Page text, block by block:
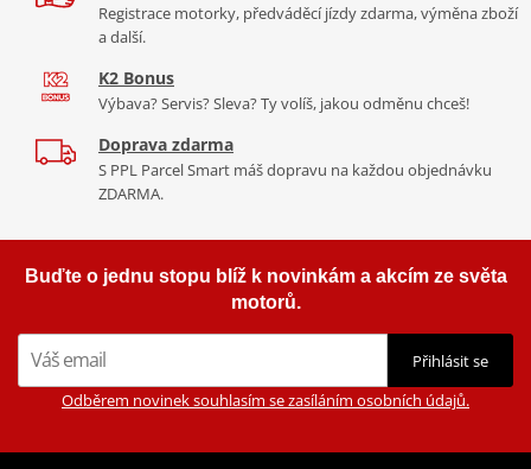
Registrace motorky, předváděcí jízdy zdarma, výměna zboží
a další.
K2 Bonus
Výbava? Servis? Sleva? Ty volíš, jakou odměnu chceš!
Doprava zdarma
S PPL Parcel Smart máš dopravu na každou objednávku
ZDARMA.
Buďte o jednu stopu blíž k novinkám a akcím ze světa
motorů.
Přihlásit se
Odběrem novinek souhlasím se zasíláním osobních údajů.